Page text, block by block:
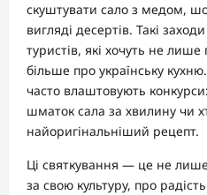
скуштувати сало з медом,
вигляді десертів. Такі
туристів, які хочуть не
більше про українську
часто влаштовують
шматок сала за хвилину чи
найоригінальніший рецепт.
Ці святкування — це не
за свою культуру, про